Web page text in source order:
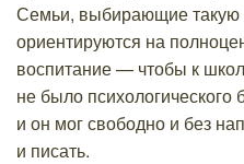
Семьи, выбирающие
ориентируются на
воспитание — чтобы к
не было психологического
и он мог свободно и без
и писать.